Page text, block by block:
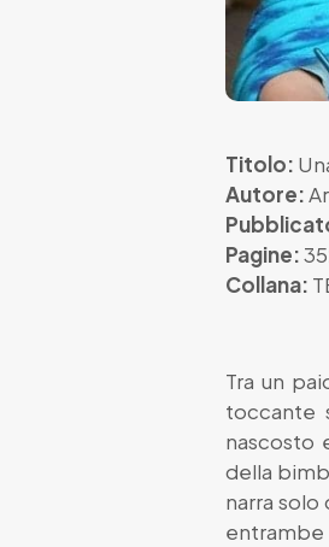
Titolo:
Autore:
Pagine:
Collana:
Tra un
toccante
nascosto
della
narra solo
entrambe